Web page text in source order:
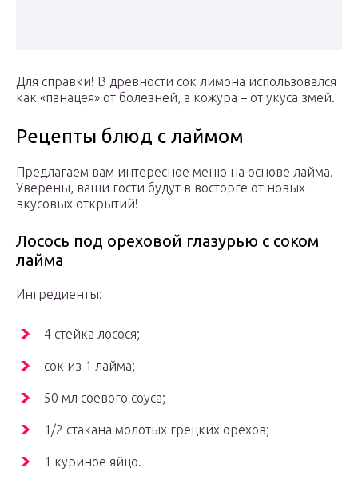
Для справки! В древности сок лимона использовался
как «панацея» от болезней, а кожура – от укуса змей.
Рецепты блюд с лаймом
Предлагаем вам интересное меню на основе лайма.
Уверены, ваши гости будут в восторге от новых
вкусовых открытий!
Лосось под ореховой глазурью с соком
лайма
Ингредиенты:
4 стейка лосося;
сок из 1 лайма;
50 мл соевого соуса;
1/2 стакана молотых грецких орехов;
1 куриное яйцо.